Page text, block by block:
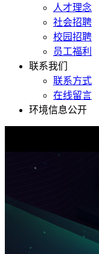
人才理念
社会招聘
校园招聘
员工福利
联系我们
联系方式
在线留言
环境信息公开